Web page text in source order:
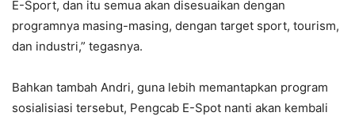
E-Sport, dan itu semua akan disesuaikan dengan
programnya masing-masing, dengan target sport, tourism,
dan industri,” tegasnya.
Bahkan tambah Andri, guna lebih memantapkan program
sosialisiasi tersebut, Pengcab E-Spot nanti akan kembali